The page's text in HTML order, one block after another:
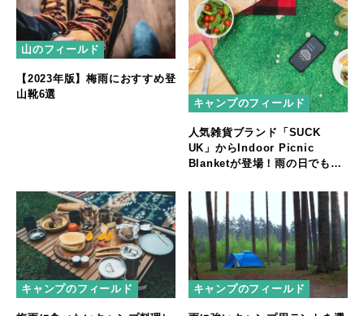
山のフィールド
【2023年版】梅雨におすすめ登
山靴6選
キャンプのフィールド
人気雑貨ブランド「SUCK
UK」からIndoor Picnic
Blanketが登場！雨の日でも安
わおう
キャンプのフィールド キャンプのフィールド